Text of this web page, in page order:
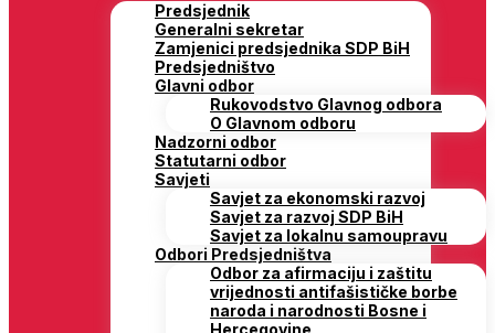
Predsjednik
Generalni sekretar
Zamjenici predsjednika SDP BiH
Predsjedništvo
Glavni odbor
Rukovodstvo Glavnog odbora
O Glavnom odboru
Nadzorni odbor
Statutarni odbor
Savjeti
Savjet za ekonomski razvoj
Savjet za razvoj SDP BiH
Savjet za lokalnu samoupravu
Odbori Predsjedništva
Odbor za afirmaciju i zaštitu
vrijednosti antifašističke borbe
naroda i narodnosti Bosne i
Hercegovine